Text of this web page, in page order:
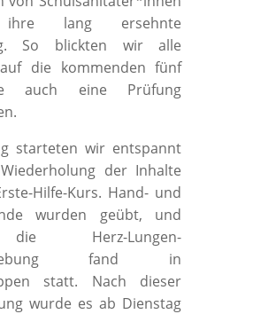
ihre lang ersehnte
So blickten wir alle
die kommenden fünf
auch eine Prüfung
starteten wir entspannt
der Inhalte
Hilfe-Kurs. Hand- und
wurden geübt, und
Herz-Lungen-
fand in
statt. Nach dieser
wurde es ab Dienstag